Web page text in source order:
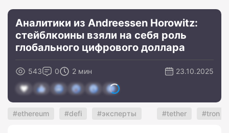
Аналитики из Andreessen Horowitz:
стейблкоины взяли на себя роль
глобального цифрового доллара
543 0 2 мин 23.10.2025
ethereum defi эксперты tether tron